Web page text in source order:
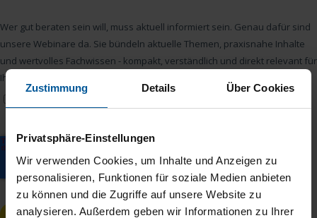
Zustimmung Details Über Cookies
Privatsphäre-Einstellungen
Wir verwenden Cookies, um Inhalte und Anzeigen zu
personalisieren, Funktionen für soziale Medien anbieten
zu können und die Zugriffe auf unsere Website zu
analysieren. Außerdem geben wir Informationen zu Ihrer